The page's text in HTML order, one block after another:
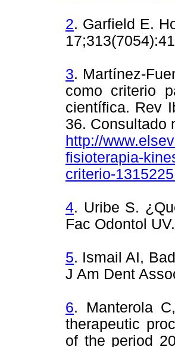
2. Garfield E.
3. Martínez-
como criterio
cientíﬁca. Rev
36. Consultado
http://
fisioterapia-
criterio-
4. Uribe S.
Fac Odontol
5. Ismail AI,
J Am Dent
6. Manterola
therapeutic
of the period